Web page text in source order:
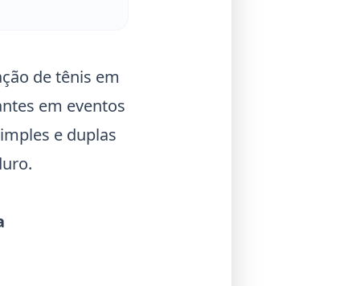
de tênis em
em eventos
e duplas